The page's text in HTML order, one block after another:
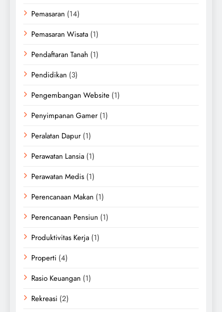
Pemasaran (14)
Pemasaran Wisata (1)
Pendaftaran Tanah (1)
Pendidikan (3)
Pengembangan Website (1)
Penyimpanan Gamer (1)
Peralatan Dapur (1)
Perawatan Lansia (1)
Perawatan Medis (1)
Perencanaan Makan (1)
Perencanaan Pensiun (1)
Produktivitas Kerja (1)
Properti (4)
Rasio Keuangan (1)
Rekreasi (2)